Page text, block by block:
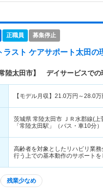
正職員 募集停止
ラスト ケアサポート太田の
常陸太田市】 デイサービスで
【モデル月収】 21.0万円～28.0万
茨城県 常陸太田市 ＪＲ水郡線(
「常陸太田駅」（バス・車10分）
高齢者を対象としたリハビリ業
行う上での基本動作のサポート
残業少なめ